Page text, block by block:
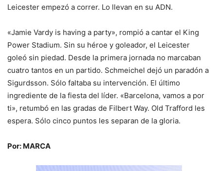
Leicester empezó a correr. Lo llevan en su ADN.
«Jamie Vardy is having a party», rompió a cantar el King
Power Stadium. Sin su héroe y goleador, el Leicester
goleó sin piedad. Desde la primera jornada no marcaban
cuatro tantos en un partido. Schmeichel dejó un paradón a
Sigurdsson. Sólo faltaba su intervención. El último
ingrediente de la fiesta del líder. «Barcelona, vamos a por
ti», retumbó en las gradas de Filbert Way. Old Trafford les
espera. Sólo cinco puntos les separan de la gloria.
Por: MARCA